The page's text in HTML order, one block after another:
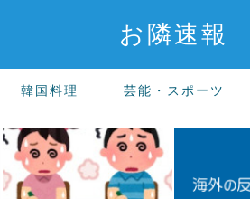
お隣速報
韓国料理 芸能・スポーツ